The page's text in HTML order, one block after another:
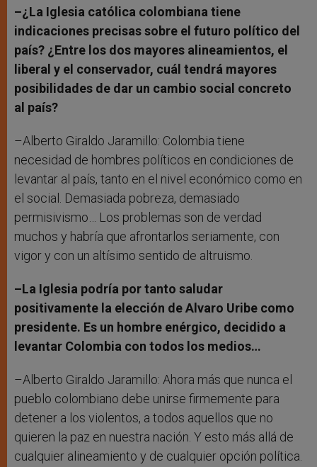
–¿La Iglesia católica colombiana tiene
indicaciones precisas sobre el futuro político del
país? ¿Entre los dos mayores alineamientos, el
liberal y el conservador, cuál tendrá mayores
posibilidades de dar un cambio social concreto
al país?
–Alberto Giraldo Jaramillo: Colombia tiene
necesidad de hombres políticos en condiciones de
levantar al país, tanto en el nivel económico como en
el social. Demasiada pobreza, demasiado
permisivismo… Los problemas son de verdad
muchos y habría que afrontarlos seriamente, con
vigor y con un altísimo sentido de altruismo.
–La Iglesia podría por tanto saludar
positivamente la elección de Alvaro Uribe como
presidente. Es un hombre enérgico, decidido a
levantar Colombia con todos los medios…
–Alberto Giraldo Jaramillo: Ahora más que nunca el
pueblo colombiano debe unirse firmemente para
detener a los violentos, a todos aquellos que no
quieren la paz en nuestra nación. Y esto más allá de
cualquier alineamiento y de cualquier opción política.